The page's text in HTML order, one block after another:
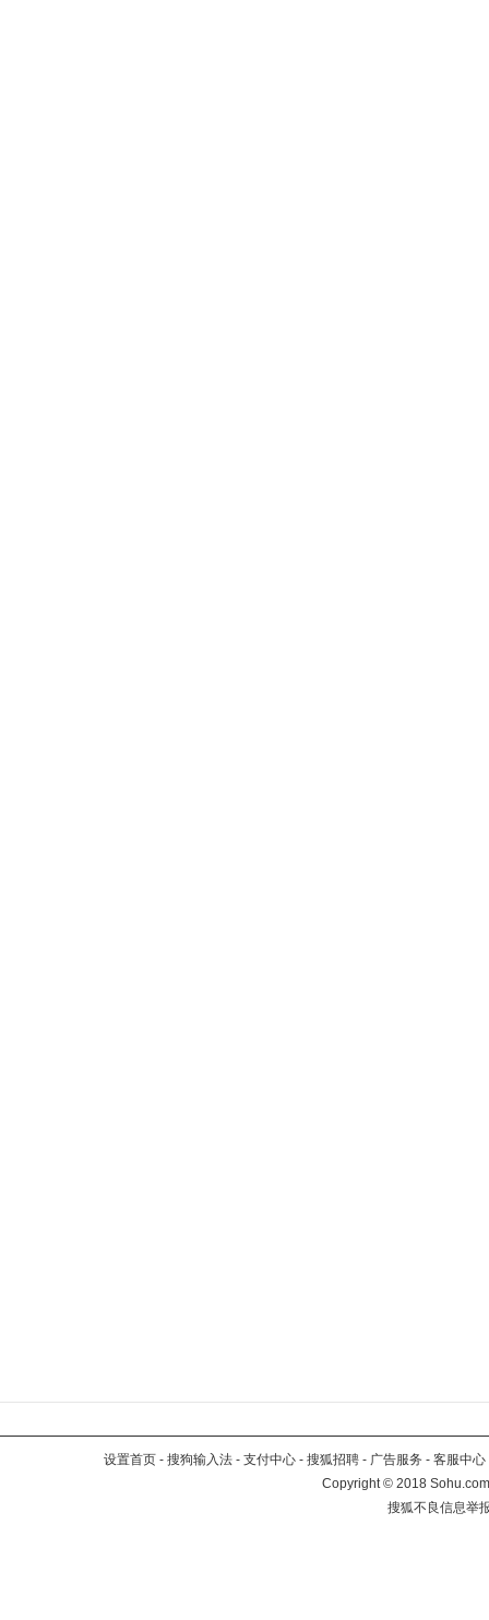
设置首页 - 搜狗输入法 - 支付中心 - 搜狐招聘 - 广告服务 - 客服中心
Copyright©2018
搜狐不良信息举